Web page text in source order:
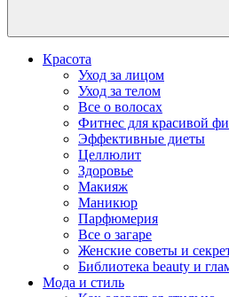
Красота
Уход за лицом
Уход за телом
Все о волосах
Фитнес для красивой
Эффективные диеты
Целлюлит
Здоровье
Макияж
Маникюр
Парфюмерия
Все о загаре
Женские советы и
Библиотека beauty и
Мода и стиль